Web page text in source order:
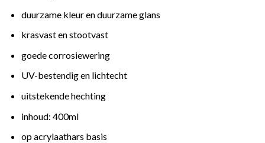
duurzame kleur en duurzame glans
krasvast en stootvast
goede corrosiewering
UV-bestendig en lichtecht
uitstekende hechting
inhoud: 400ml
op acrylaathars basis